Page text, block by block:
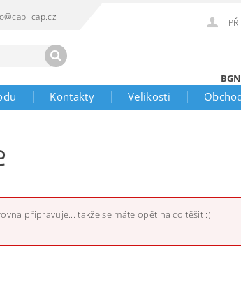
cap.cz
BGN
Kontakty Velikosti
připravuje... takže se máte opět na co těšit :)